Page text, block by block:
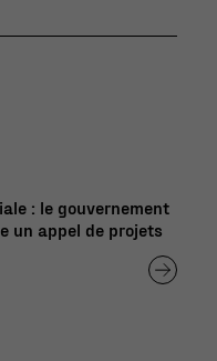
: le gouvernement
un appel de projets